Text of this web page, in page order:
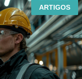
ARTIGOS